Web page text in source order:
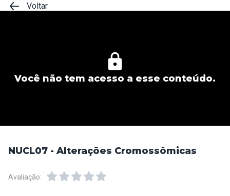
Voltar
Você não tem acesso a esse conteúdo.
NUCL07 - Alterações Cromossômicas
Avaliação: